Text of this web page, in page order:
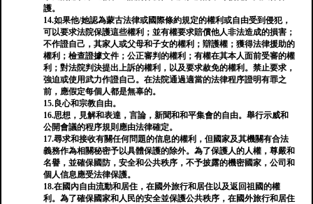
護。
14.如果他/她認為蒙古法律或國際條約規定的權利或自由受到侵犯，
可以要求法院保護這些權利；並有權要求賠償他人非法造成的損害；
不作證自己，其家人或父母和子女的權利；辯護權；獲得法律援助的
權利；檢查證據文件；公正審判的權利；有權在其本人面前受審的權
利；對法院判決提出上訴的權利，以及要求赦免的權利。禁止要求，
強迫或使用武力作證自己。在法院通過適當的法律程序證明有罪之
前，應假定每個人都是無辜的。
15.良心和宗教自由。
16.思想，見解和表達，言論，新聞和和平集會的自由。舉行示威和
公開會議的程序規則應由法律確定。
17.尋求和接收有關任何問題的信息的權利，但國家及其機關有合法
義務作為相關秘密予以具體保護的除外。為了保護人的人權，尊嚴和
名譽，並確保國防，安全和公共秩序，不予披露的機密國家，公司和
個人信息應受法律保護。
18.在國內自由流動和居住，在國外旅行和居住以及返回祖國的權
利。為了確保國家和人民的安全並保護公共秩序，在國外旅行和居住